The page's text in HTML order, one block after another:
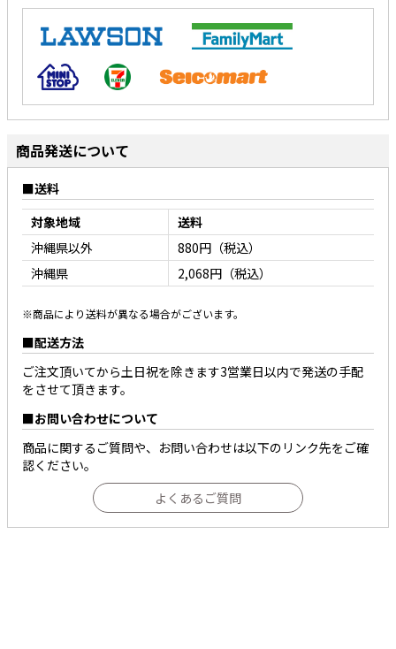
商品発送について
送料
対象地域
送料
沖縄県以外
880円（税込）
沖縄県
2,068円（税込）
※商品により送料が異なる場合がございます。
配送方法
ご注文頂いてから土日祝を除きます3営業日以内で発送の手配
をさせて頂きます。
お問い合わせについて
商品に関するご質問や、お問い合わせは以下のリンク先をご確
認ください。
よくあるご質問